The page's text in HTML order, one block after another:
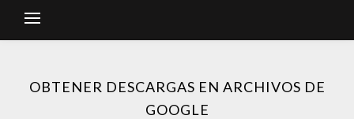
OBTENER DESCARGAS EN ARCHIVOS DE
GOOGLE